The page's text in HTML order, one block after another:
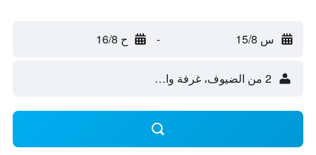
س 15/8 - ح 16/8
2 من الضيوف، غرفة واحدة